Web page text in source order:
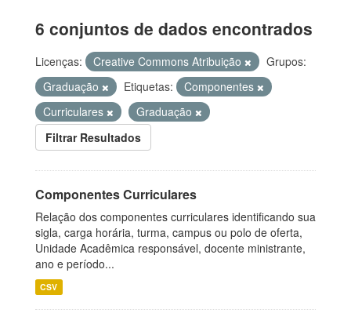
6 conjuntos de dados encontrados
Licenças: Creative Commons Atribuição
Grupos:
Graduação
Etiquetas:
Componentes
Curriculares
Graduação
Filtrar Resultados
Componentes Curriculares
Relação dos componentes curriculares identificando sua
sigla, carga horária, turma, campus ou polo de oferta,
Unidade Acadêmica responsável, docente ministrante,
ano e período...
CSV